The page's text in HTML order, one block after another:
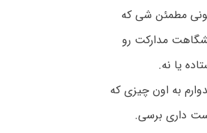
مطمئن شی که
مدارکت رو
یا نه.
به اون چیزی که
داری برسی.